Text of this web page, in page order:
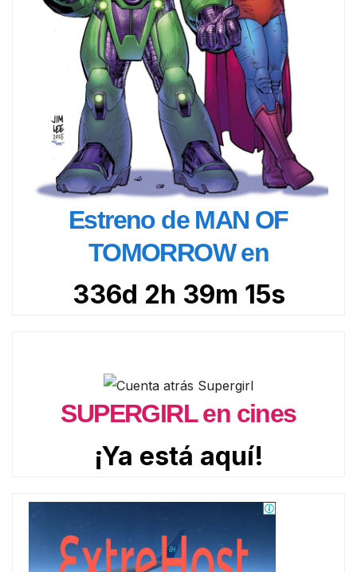
Estreno de MAN OF
TOMORROW en
336d 2h 39m 14s
SUPERGIRL en cines
¡Ya está aquí!